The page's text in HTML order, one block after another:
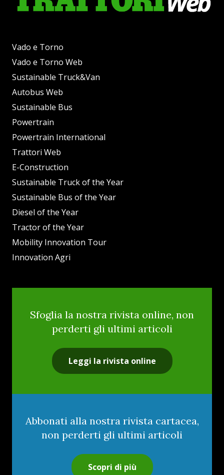
Vado e Torno
Vado e Torno Web
Sustainable Truck&Van
Autobus Web
Sustainable Bus
Powertrain
Powertrain International
Trattori Web
E-Construction
Sustainable Truck of the Year
Sustainable Bus of the Year
Diesel of the Year
Tractor of the Year
Mobility Innovation Tour
Innovation Agri
Sfoglia la nostra rivista online, non
perderti gli ultimi articoli
Leggi la rivista online
Abbonati alla nostra rivista cartacea,
non perderti gli ultimi articoli
Scopri di più